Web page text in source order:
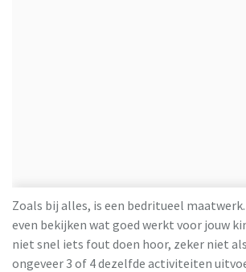
Zoals bij alles, is een bedritueel
even bekijken wat goed werkt voor jouw
niet snel iets fout doen hoor, zeker niet
ongeveer 3 of 4 dezelfde activiteiten